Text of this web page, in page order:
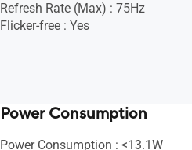
Refresh Rate (Max) : 75Hz
Flicker-free : Yes
Power Consumption
Power Consumption : <13.1W